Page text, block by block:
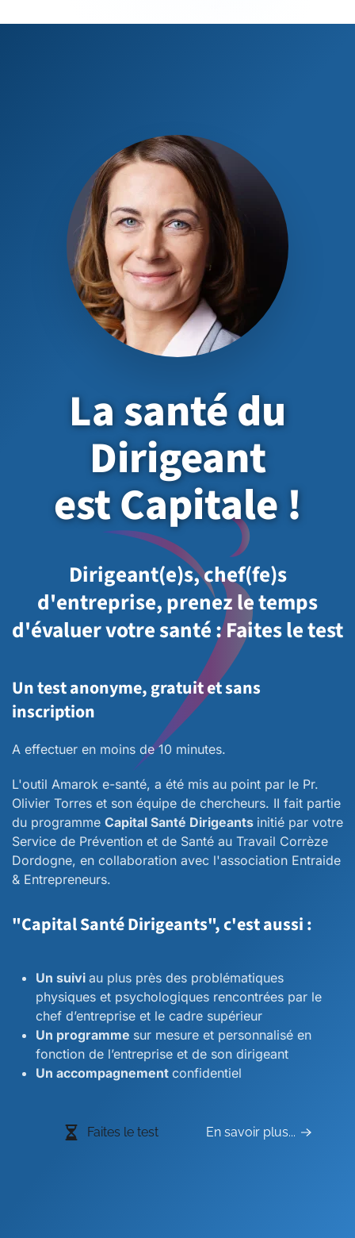
La santé du
Dirigeant
est Capitale !
Dirigeant(e)s, chef(fe)s
d'entreprise, prenez le temps
d'évaluer votre santé : Faites le test
Un test anonyme, gratuit et sans
inscription
A effectuer en moins de 10 minutes.
L'outil Amarok e-santé, a été mis au point par le Pr.
Olivier Torres et son équipe de chercheurs. II fait partie
du programme Capital Santé Dirigeants initié par votre
Service de Prévention et de Santé au Travail Corrèze
Dordogne, en collaboration avec l'association Entraide
& Entrepreneurs.
"Capital Santé Dirigeants", c'est aussi :
Un suivi au plus près des problématiques
physiques et psychologiques rencontrées par le
chef d’entreprise et le cadre supérieur
Un programme sur mesure et personnalisé en
fonction de l’entreprise et de son dirigeant
Un accompagnement confidentiel
Faites le test En savoir plus...